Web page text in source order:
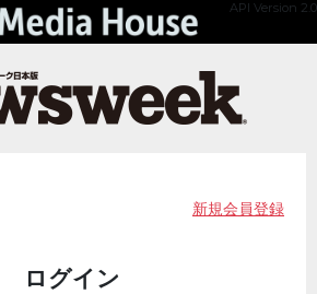
API Version 2.0
新規会員登録
ログイン